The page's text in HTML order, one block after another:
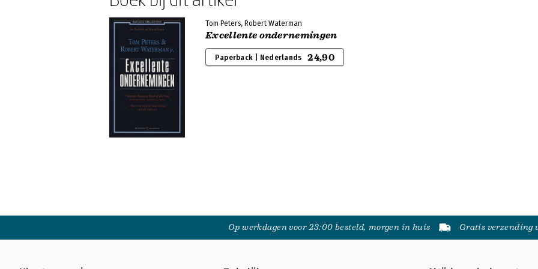
Tom Peters, Robert Waterman
Excellente ondernemingen
Paperback | Nederlands 24,90
Op werkdagen voor 23:00 besteld, morgen in huis Gratis verzending